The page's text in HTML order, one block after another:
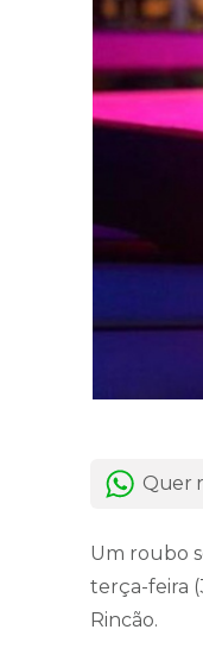
Quer
Um roubo
terça-feira
Rincão.